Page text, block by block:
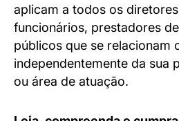
aplicam a todos os
funcionários, prestadores
públicos que se relacionam
independentemente da sua
ou área de atuação.